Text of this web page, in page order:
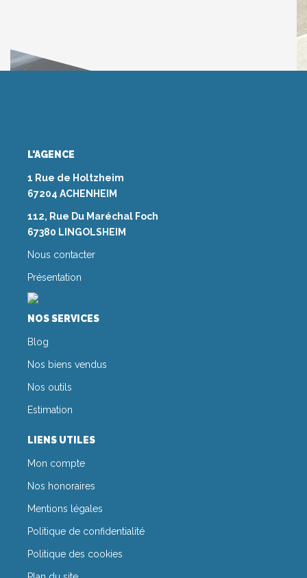
L'AGENCE
1 Rue de Holtzheim
67204 ACHENHEIM
112, Rue Du Maréchal Foch
67380 LINGOLSHEIM
Nous contacter
Présentation
NOS SERVICES
Blog
Nos biens vendus
Nos outils
Estimation
LIENS UTILES
Mon compte
Nos honoraires
Mentions légales
Politique de confidentialité
Politique des cookies